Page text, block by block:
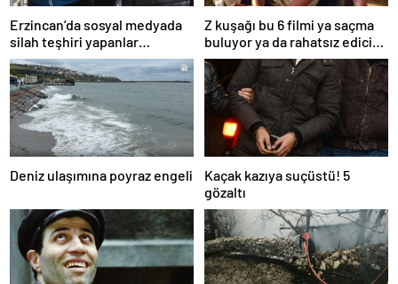
Erzincan’da sosyal medyada
silah teşhiri yapanlar
yakalandı
Z kuşağı bu 6 filmi ya saçma
buluyor ya da rahatsız edici
ve toksik!
Deniz ulaşımına poyraz engeli
Kaçak kazıya suçüstü! 5
gözaltı